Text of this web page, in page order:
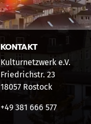
KONTAKT
Kulturnetzwerk e.V.
Friedrichstr. 23
18057 Rostock
+49 381 666 577